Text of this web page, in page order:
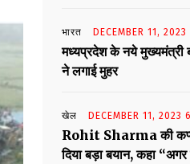
भारत DECEMBER 11,
मध्यप्रदेश के नये मुख्यमंत्री
ने लगाई मुहर
खेल DECEMBER 11, 2023
Rohit Sharma की
दिया बड़ा बयान, कहा